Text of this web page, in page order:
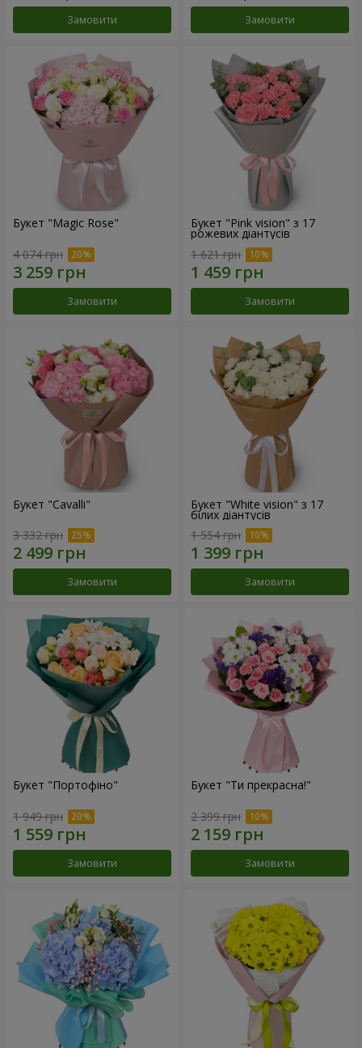
Замовити Замовити
Букет "Magic Rose"
4 074 грн
Замовити
Букет "Pink vision" з 17
рожевих діантусів
1 621 грн
Замовити
Букет "Cаvalli"
3 332 грн
Замовити
Букет "White vision" з 17
білих діантусів
1 554 грн
Замовити
Букет "Портофіно"
1 949 грн
Замовити
Букет "Ти прекрасна!"
2 399 грн
Замовити